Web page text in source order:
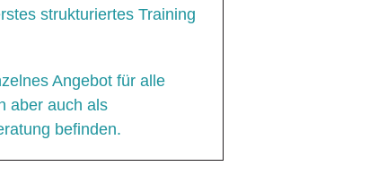
strukturiertes Training
Angebot für alle
aber auch als
befinden.